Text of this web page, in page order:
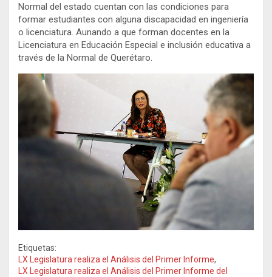
Normal del estado cuentan con las condiciones para
formar estudiantes con alguna discapacidad en ingeniería
o licenciatura. Aunando a que forman docentes en la
Licenciatura en Educación Especial e inclusión educativa a
través de la Normal de Querétaro.
Etiquetas:
LX Legislatura realiza el Análisis del Primer Informe,
LX Legislatura realiza el Análisis del Primer Informe del